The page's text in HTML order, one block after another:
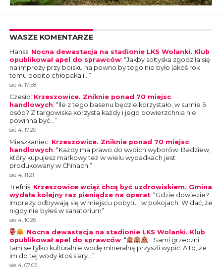
WASZE KOMENTARZE
Hanss: Nocna dewastacja na stadionie LKS Wolanki. Klub
opublikował apel do sprawców: “Jakby sołtyska zgodziła się
na imprezy przy boisku na pewno by tego nie było jakoś rok
temu pobito chłopaka i… ”
sie 4, 17:58
Czesio: Krzeszowice. Zniknie ponad 70 miejsc
handlowych: “Ile z tego basenu będzie korzystało, w sumie 5
osób? Z targowiska korzysta każdy i jego powierzchnia nie
powinna być… ”
sie 4, 17:20
Mieszkaniec: Krzeszowice. Zniknie ponad 70 miejsc
handlowych: “Każdy ma prawo do swoich wyborów. Badziew,
który kupujesz markowy też w wielu wypadkach jest
produkowany w Chinach. ”
sie 4, 11:21
Trefniś: Krzeszowice wciąż chcą być uzdrowiskiem. Gmina
wydała kolejny raz pieniądze na operat: “Gdzie dowiezie?
Imprezy odbywają się w miejscu pobytu i w pokojach. Widać, że
nigdy nie byłeś w sanatorium”
sie 4, 10:26
: Nocna dewastacja na stadionie LKS Wolanki. Klub
opublikował apel do sprawców: “
… Sami grzeczni
tam se tylko kulturalnie wodę mineralną przyszli wypić. A to, że
im do tej wody ktoś siary… ”
sie 4, 07:05